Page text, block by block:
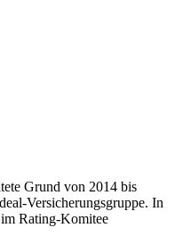
Grund von 2014 bis
Versicherungsgruppe. In
Rating-Komitee